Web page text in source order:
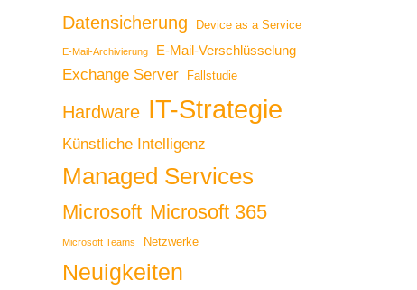
Datensicherung Device as a Service
E-Mail-Archivierung E-Mail-Verschlüsselung
Exchange Server Fallstudie
Hardware IT-Strategie
Künstliche Intelligenz
Managed Services
Microsoft Microsoft 365
Microsoft Teams Netzwerke
Neuigkeiten